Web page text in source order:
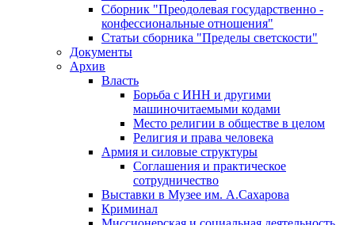
Сборник "Преодолевая государственно -
конфессиональные отношения"
Статьи сборника "Пределы светскости"
Документы
Архив
Власть
Борьба с ИНН и другими
машиночитаемыми кодами
Место религии в обществе в целом
Религия и права человека
Армия и силовые структуры
Соглашения и практическое
сотрудничество
Выставки в Музее им. А.Сахарова
Криминал